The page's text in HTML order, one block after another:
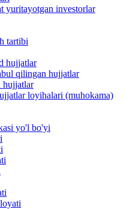
yuritayotgan investorlar
tartibi
hujjatlar
qilingan hujjatlar
hujjatlar
loyihalari (muhokama)
yo'l bo'yi